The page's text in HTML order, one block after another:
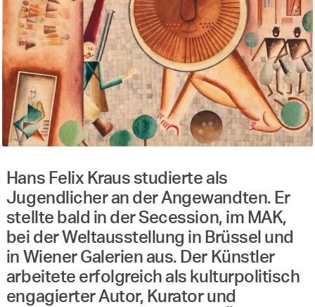
Hans Felix Kraus studierte als
Jugendlicher an der Angewandten. Er
stellte bald in der Secession, im MAK,
bei der Weltausstellung in Brüssel und
in Wiener Galerien aus. Der Künstler
arbeitete erfolgreich als kulturpolitisch
engagierter Autor, Kurator und